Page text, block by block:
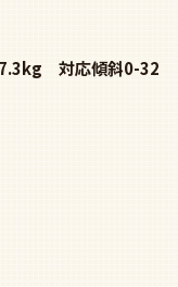
対応傾斜0-32